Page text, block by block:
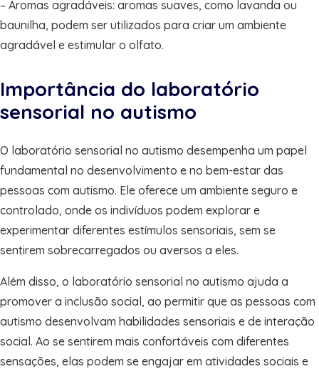
– Aromas agradáveis: aromas suaves, como lavanda ou
baunilha, podem ser utilizados para criar um ambiente
agradável e estimular o olfato.
Importância do laboratório
sensorial no autismo
O laboratório sensorial no autismo desempenha um papel
fundamental no desenvolvimento e no bem-estar das
pessoas com autismo. Ele oferece um ambiente seguro e
controlado, onde os indivíduos podem explorar e
experimentar diferentes estímulos sensoriais, sem se
sentirem sobrecarregados ou aversos a eles.
Além disso, o laboratório sensorial no autismo ajuda a
promover a inclusão social, ao permitir que as pessoas com
autismo desenvolvam habilidades sensoriais e de interação
social. Ao se sentirem mais confortáveis com diferentes
sensações, elas podem se engajar em atividades sociais e